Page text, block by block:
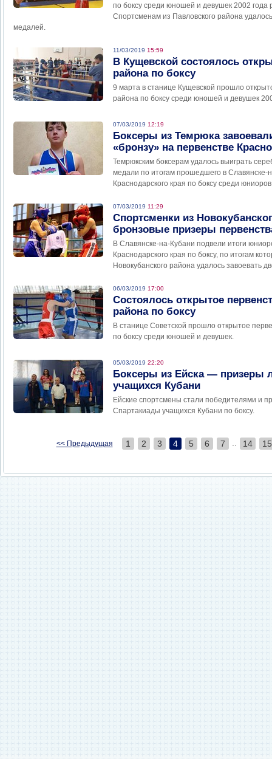
по боксу среди юношей и девушек 2002
Спортсменам из Павловского района
медалей.
11/03/2019 15:59
В Кущевской состоялось
района по боксу
9 марта в станице Кущевской прошло
района по боксу среди юношей и девушек
07/03/2019 12:19
Боксеры из Темрюка
«бронзу» на первенстве
Темрюкским боксерам удалось выиграть
медали по итогам прошедшего в Славянске-
Краснодарского края по боксу среди
07/03/2019 11:29
Спортсменки из
бронзовые призеры
В Славянске-на-Кубани подвели итоги
Краснодарского края по боксу, по итогам
Новокубанского района удалось завоевать
06/03/2019 17:00
Состоялось открытое
района по боксу
В станице Советской прошло открытое
по боксу среди юношей и девушек.
05/03/2019 22:20
Боксеры из Ейска — призеры
учащихся Кубани
Ейские спортсмены стали победителями и
Спартакиады учащихся Кубани по боксу.
<< Предыдущая 1 2 3 4 5 6 7 14 15